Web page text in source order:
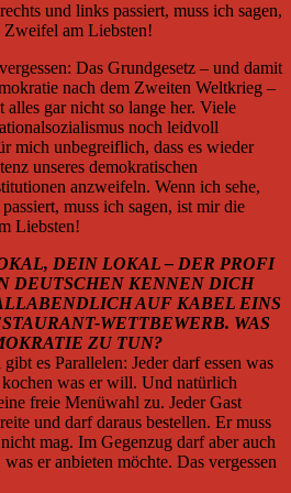
und links passiert, muss ich sagen,
am Liebsten!
Das Grundgesetz – und damit
nach dem Zweiten Weltkrieg –
alles gar nicht so lange her. Viele
noch leidvoll
mich unbegreiflich, dass es wieder
unseres demokratischen
anzweifeln. Wenn ich sehe,
muss ich sagen, ist mir die
Liebsten!
DEIN LOKAL – DER PROFI
DEUTSCHEN KENNEN DICH
AUF KABEL EINS
WETTBEWERB. WAS
ZU TUN?
es Parallelen: Jeder darf essen was
was er will. Und natürlich
freie Menüwahl zu. Jeder Gast
und darf daraus bestellen. Er muss
mag. Im Gegenzug darf aber auch
er anbieten möchte. Das vergessen